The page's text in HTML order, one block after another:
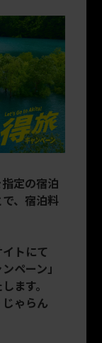
定の宿泊
、宿泊料
トにて
ペーン」
ます。
ゃらん